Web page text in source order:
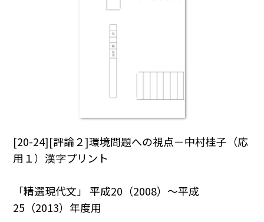
[20-24][評論２]環境問題への視点－中村桂子（応
用１）漢字プリント
「精選現代文」 平成20（2008）～平成
25（2013）年度用